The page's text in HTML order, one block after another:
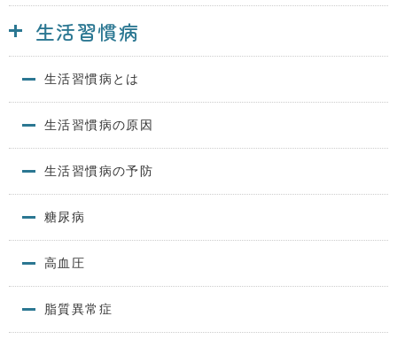
生活習慣病
生活習慣病とは
生活習慣病の原因
生活習慣病の予防
糖尿病
高血圧
脂質異常症